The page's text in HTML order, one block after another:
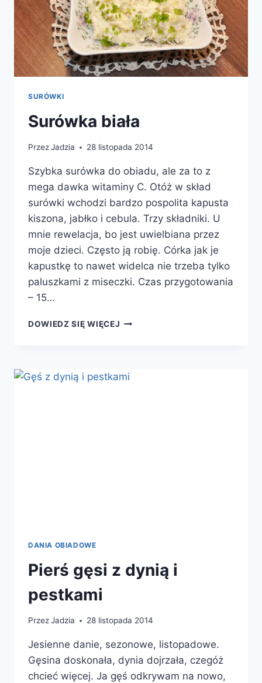
SURÓWKI
Surówka biała
PrzezJadzia 28 listopada 2014
Szybka surówka do obiadu, ale za to z
mega dawka witaminy C. Otóż w skład
surówki wchodzi bardzo pospolita kapusta
kiszona, jabłko i cebula. Trzy składniki. U
mnie rewelacja, bo jest uwielbiana przez
moje dzieci. Często ją robię. Córka jak je
kapustkę to nawet widelca nie trzeba tylko
paluszkami z miseczki. Czas przygotowania
– 15…
DOWIEDZ SIĘ WIĘCEJ SURÓWKA
DANIA OBIADOWE
Pierś gęsi z dynią i
pestkami
PrzezJadzia 28 listopada 2014
Jesienne danie, sezonowe, listopadowe.
Gęsina doskonała, dynia dojrzała, czegóż
chcieć więcej. Ja gęś odkrywam na nowo,